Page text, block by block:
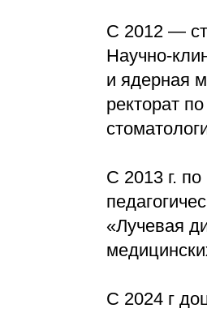
С 2012 —
Научно-
и ядерная
ректорат
С 2013 г.
«Лучевая
С 2024 г